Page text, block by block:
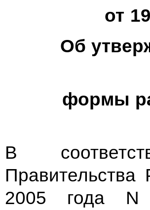
от
Об
формы
В
2005 года